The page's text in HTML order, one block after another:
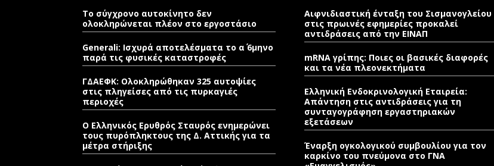
Το σύγχρονο αυτοκίνητο δεν
ολοκληρώνεται πλέον στο εργοστάσιο
Generali: Ισχυρά αποτελέσματα το α΄ 6μηνο
παρά τις φυσικές καταστροφές
ΓΔΑΕΦΚ: Ολοκληρώθηκαν 325 αυτοψίες
στις πληγείσες από τις πυρκαγιές
περιοχές
Ο Ελληνικός Ερυθρός Σταυρός ενημερώνει
τους πυρόπληκτους της Δ. Αττικής για τα
μέτρα στήριξης
Αιφνιδιαστική ένταξη του Σισμανογλείου
στις πρωινές εφημερίες προκαλεί
αντιδράσεις από την ΕΙΝΑΠ
mRNA γρίπης: Ποιες οι βασικές διαφορές
και τα νέα πλεονεκτήματα
Ελληνική Ενδοκρινολογική Εταιρεία:
Απάντηση στις αντιδράσεις για τη
συνταγογράφηση εργαστηριακών
εξετάσεων
Έναρξη ογκολογικού συμβουλίου για τον
καρκίνο του πνεύμονα στο ΓΝΑ